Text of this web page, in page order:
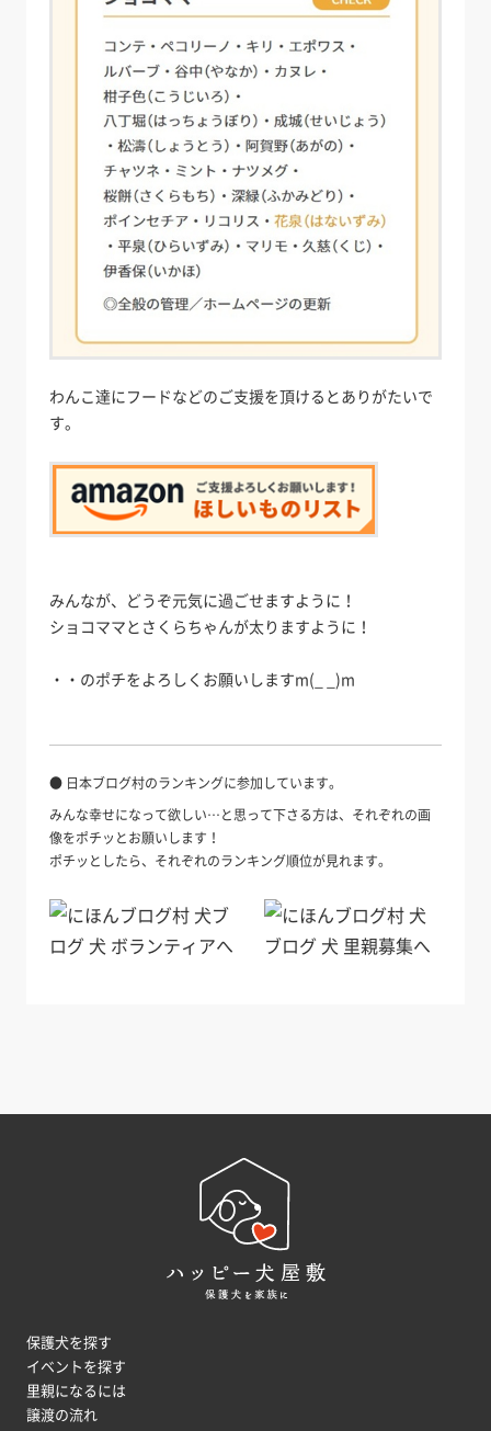
わんこ達にフードなどのご支援を頂けるとありがたいで
す。
みんなが、どうぞ元気に過ごせますように！
ショコママとさくらちゃんが太りますように！
・・のポチをよろしくお願いしますm(_ _)m
● 日本ブログ村のランキングに参加しています。
みんな幸せになって欲しい…と思って下さる方は、それぞれの画
像をポチッとお願いします！
ポチッとしたら、それぞれのランキング順位が見れます。
保護犬を探す
イベントを探す
里親になるには
譲渡の流れ